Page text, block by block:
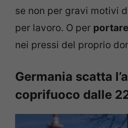
se non per gravi motivi
per lavoro. O per
nei pressi del proprio
Germania scatta
coprifuoco dalle